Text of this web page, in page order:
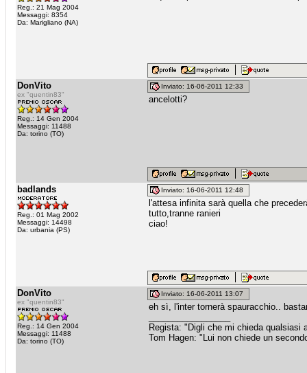
Reg.: 21 Mag 2004
Messaggi: 8354
Da: Marigliano (NA)
DonVito
ex "quentin83"
Reg.: 14 Gen 2004
Messaggi: 11488
Da: torino (TO)
Inviato: 16-06-2011 12:33
ancelotti?
badlands
Reg.: 01 Mag 2002
Messaggi: 14498
Da: urbania (PS)
Inviato: 16-06-2011 12:48
l'attesa infinita sarà quella che
tutto,tranne ranieri
ciao!
DonVito
ex "quentin83"
Reg.: 14 Gen 2004
Messaggi: 11488
Da: torino (TO)
Inviato: 16-06-2011 13:07
eh sì, l'inter tornerà spauracchio..
Regista: "Digli che mi chieda qualsiasi
Tom Hagen: "Lui non chiede un